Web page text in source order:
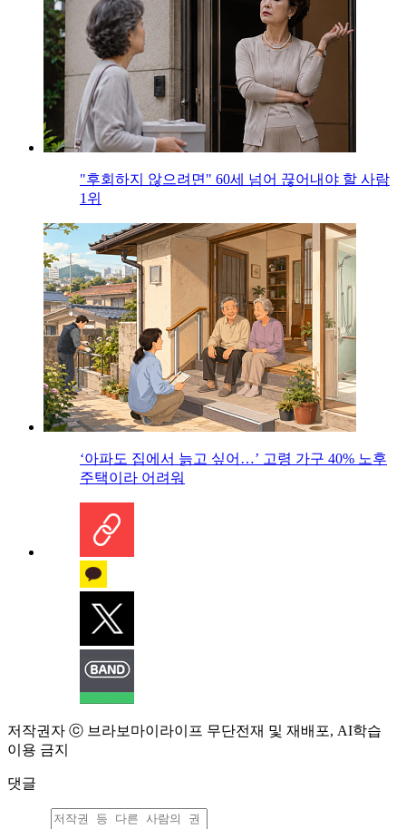
"후회하지 않으려면" 60세 넘어 끊어내야 할 사람
1위
‘아파도 집에서 늙고 싶어…’ 고령 가구 40% 노후
주택이라 어려워
저작권자 ⓒ 브라보마이라이프 무단전재 및 재배포, AI학습
이용 금지
댓글